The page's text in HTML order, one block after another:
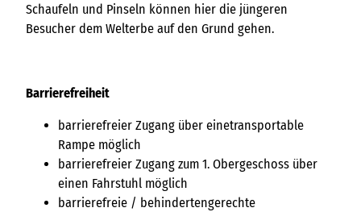
Schaufeln und Pinseln können hier die jüngeren
Besucher dem Welterbe auf den Grund gehen.
Barrierefreiheit
barrierefreier Zugang über einetransportable
Rampe möglich
barrierefreier Zugang zum 1. Obergeschoss über
einen Fahrstuhl möglich
barrierefreie / behindertengerechte